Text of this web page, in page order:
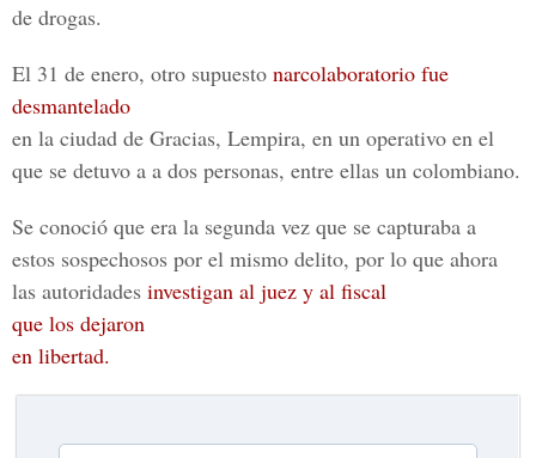
de drogas.
El 31 de enero, otro supuesto narcolaboratorio fue
desmantelado
en la ciudad de Gracias, Lempira, en un operativo en el
que se detuvo a a dos personas, entre ellas un colombiano.
Se conoció que era la segunda vez que se capturaba a
estos sospechosos por el mismo delito, por lo que ahora
las autoridades investigan al juez y al fiscal
que los dejaron
en libertad.